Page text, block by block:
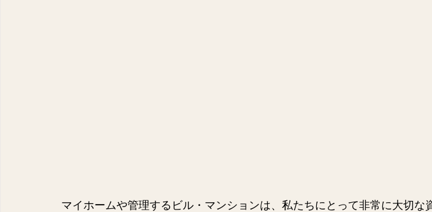
マイホームや管理するビル・マンションは、私たちにとって非常に大切な